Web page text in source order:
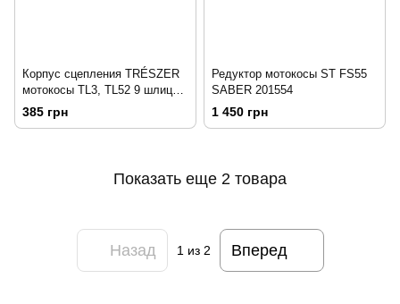
Корпус сцепления TRÉSZER
мотокосы TL3, TL52 9 шлицев
штанга 26мм 201685
385 грн
Редуктор мотокосы ST FS55
SABER 201554
1 450 грн
Показать еще 2 товара
Назад 1из 2 Вперед